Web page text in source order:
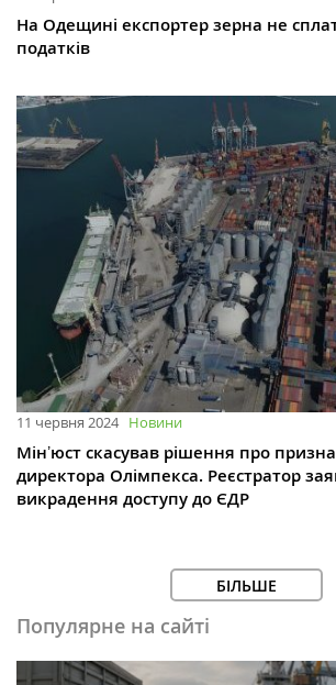
На Одещині експортер зерна не
податків
11 червня 2024 Новини
Мінʼюст скасував рішення про
директора Олімпекса. Реєстратор
викрадення доступу до ЄДР
БІЛЬШЕ
Популярне на сайті